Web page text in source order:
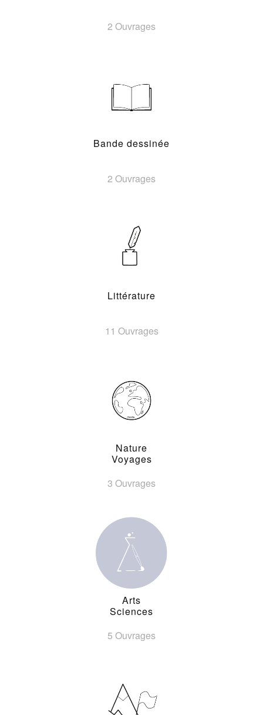
2 Ouvrages
Bande dessinée
2 Ouvrages
Littérature
11 Ouvrages
Nature
Voyages
3 Ouvrages
Arts
Sciences
5 Ouvrages